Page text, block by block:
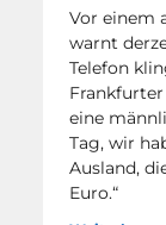
Vor einem
warnt
Telefon
eine
Tag, wir
Ausland,
Euro.“